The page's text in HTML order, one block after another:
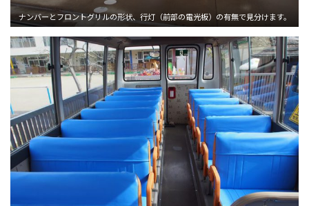
ナンバーとフロントグリルの形状、行灯（前部の電光板）の有無で見分けます。